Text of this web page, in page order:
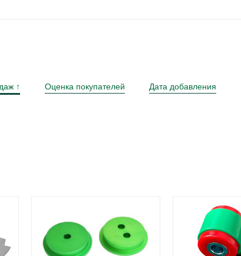
Оценка покупателей Дата добавления